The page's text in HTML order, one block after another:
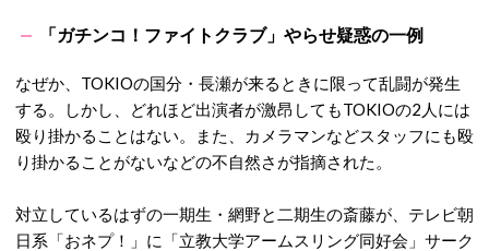
「ガチンコ！ファイトクラブ」やらせ疑惑の一例
なぜか、TOKIOの国分・長瀬が来るときに限って乱闘が発生
する。しかし、どれほど出演者が激昂してもTOKIOの2人には
殴り掛かることはない。また、カメラマンなどスタッフにも殴
り掛かることがないなどの不自然さが指摘された。
対立しているはずの一期生・網野と二期生の斎藤が、テレビ朝
日系「おネプ！」に「立教大学アームスリング同好会」サーク